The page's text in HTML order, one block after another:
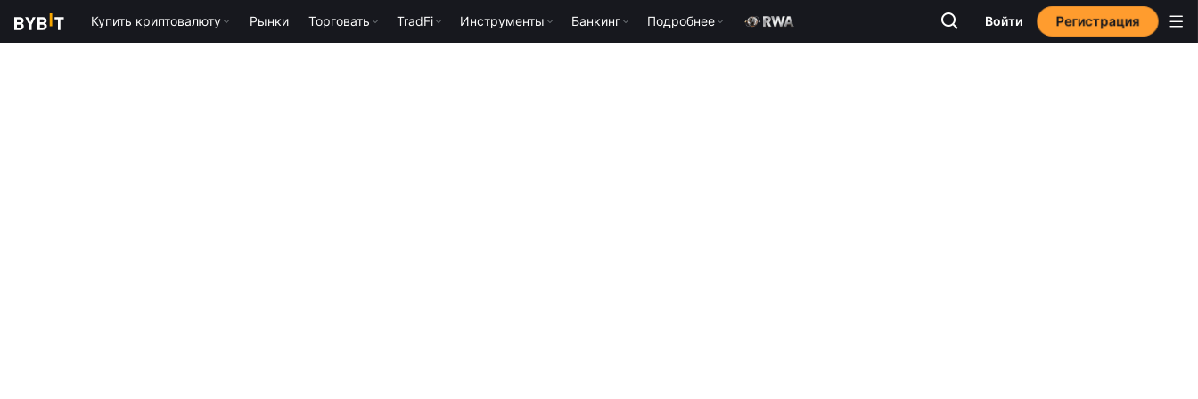
Купить криптовалюту Рынки Торговать TradFi Инструменты Банкинг Подробнее Войти Регистрация